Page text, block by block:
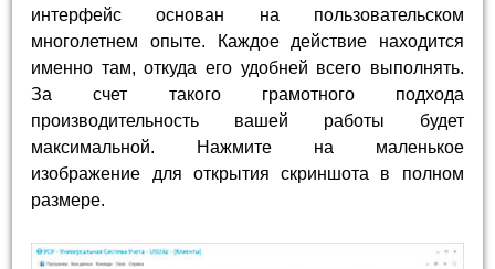
интерфейс основан на пользовательском
многолетнем опыте. Каждое действие находится
именно там, откуда его удобней всего выполнять.
За счет такого грамотного подхода
производительность вашей работы будет
максимальной. Нажмите на маленькое
изображение для открытия скриншота в полном
размере.